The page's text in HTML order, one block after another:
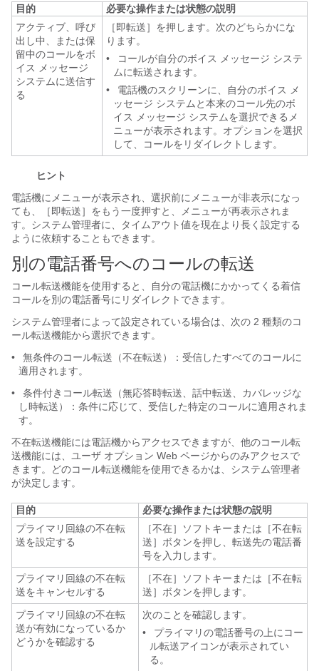
目的
必要な操作または状態の説明
アクティブ、呼び
出し中、または保
留中のコールをボ
イス メッセージ
システムに送信す
る
［即転送］を押します。次のどちらかにな
ります。
•
コールが自分のボイス メッセージ システ
ムに転送されます。
•
電話機のスクリーンに、自分のボイス メ
ッセージ システムと本来のコール先のボ
イス メッセージ システムを選択できるメ
ニューが表示されます。オプションを選択
して、コールをリダイレクトします。
ヒント
電話機にメニューが表示され、選択前にメニューが非表示になっ
ても、［即転送］をもう一度押すと、メニューが再表示されま
す。システム管理者に、タイムアウト値を現在より長く設定する
ように依頼することもできます。
別の電話番号へのコールの転送
コール転送機能を使用すると、自分の電話機にかかってくる着信
コールを別の電話番号にリダイレクトできます。
システム管理者によって設定されている場合は、次の 2 種類のコ
ール転送機能から選択できます。
•
無条件のコール転送（不在転送）：受信したすべてのコールに
適用されます。
•
条件付きコール転送（無応答時転送、話中転送、カバレッジな
し時転送）：条件に応じて、受信した特定のコールに適用されま
す。
不在転送機能には電話機からアクセスできますが、他のコール転
送機能には、ユーザ オプション Web ページからのみアクセスで
きます。どのコール転送機能を使用できるかは、システム管理者
が決定します。
目的
必要な操作または状態の説明
プライマリ回線の不在転
送を設定する
［不在］ソフトキーまたは［不在転
送］ボタンを押し、転送先の電話番
号を入力します。
プライマリ回線の不在転
送をキャンセルする
［不在］ソフトキーまたは［不在転
送］ボタンを押します。
プライマリ回線の不在転
送が有効になっているか
どうかを確認する
次のことを確認します。
•
プライマリの電話番号の上にコー
ル転送アイコンが表示されてい
る。